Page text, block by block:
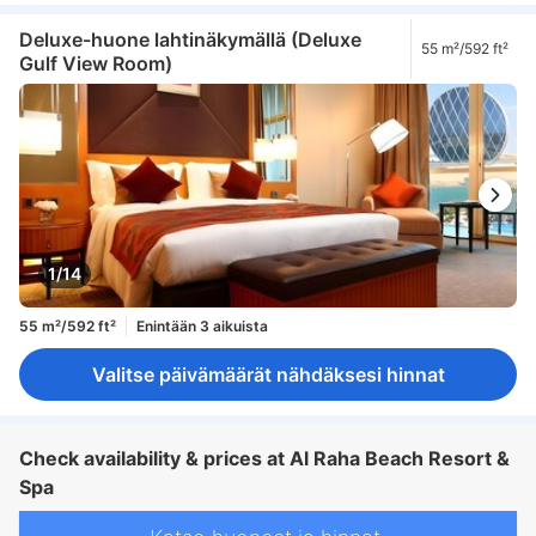
Deluxe-huone lahtinäkymällä (Deluxe
Gulf View Room)
55 m²/592 ft²
1/14
55 m²/592 ft² Enintään 3 aikuista
Valitse päivämäärät nähdäksesi hinnat
Check availability & prices at Al Raha Beach Resort &
Spa